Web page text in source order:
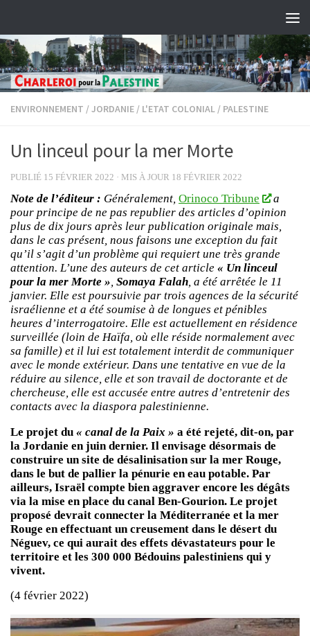
ENVIRONNEMENT /JORDANIE / L'ETAT COLONIAL / PALESTINE
Un linceul pour la mer Morte
PUBLIÉ 15 FÉVRIER 2022 · MIS À JOUR 18 FÉVRIER 2022
Note de l’éditeur : Généralement, Orinoco Tribune
a
pour principe de ne pas republier des articles d’opinion
plus de dix jours après leur publication originale mais,
dans le cas présent, nous faisons une exception du fait
qu’il s’agit d’un problème qui requiert une très grande
attention. L’une des auteurs de cet article « Un linceul
pour la mer Morte », Somaya Falah, a été arrêtée le 11
janvier. Elle est poursuivie par trois agences de la sécurité
israélienne et a été soumise à de longues et pénibles
heures d’interrogatoire. Elle est actuellement en résidence
surveillée (loin de Haïfa, où elle réside normalement avec
sa famille) et il lui est totalement interdit de communiquer
avec le monde extérieur. Dans une tentative en vue de la
réduire au silence, elle et son travail de doctorante et de
chercheuse, elle est accusée entre autres d’entretenir des
contacts avec la diaspora palestinienne.
Le projet du « canal de la Paix » a été rejeté, dit-on, par
la Jordanie en juin dernier. Il envisage désormais de
construire un site de désalinisation sur la mer Rouge,
dans le but de pallier la pénurie en eau potable. Par
ailleurs, Israël compte bien aggraver encore les dégâts
via la mise en place du canal Ben-Gourion. Le projet
proposé devrait connecter la Méditerranée et la mer
Rouge en effectuant un creusement dans le désert du
Néguev, ce qui aurait des effets dévastateurs pour le
territoire et les 300 000 Bédouins palestiniens qui y
vivent.
(4 février 2022)